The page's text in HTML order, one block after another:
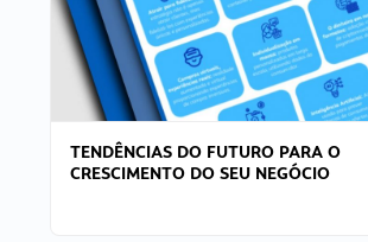
TENDÊNCIAS DO FUTURO PARA O
CRESCIMENTO DO SEU NEGÓCIO